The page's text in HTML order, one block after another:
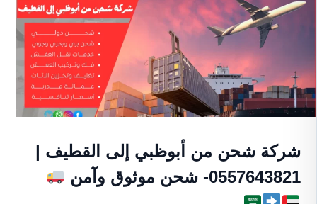
شركة شحن من أبوظبي إلى القطيف |
0557643821- شحن موثوق وآمن